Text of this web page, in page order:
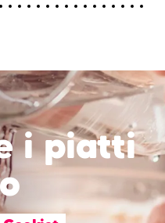
i piatti